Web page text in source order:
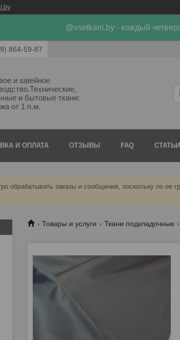
@vsetkani.by - каждый
864-59-87
и швейное
и бытовые ткани:
от 1 п.м.
И ОПЛАТА ОТЗЫВЫ FAQ СТАТЬИ
обрабатывать заказы и сообщения, поскольку по
Товары и услуги Ткани подкладочные